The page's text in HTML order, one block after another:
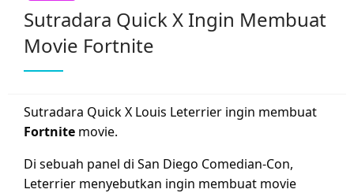
Sutradara Quick X Ingin Membuat
Movie Fortnite
Sutradara Quick X Louis Leterrier ingin membuat
Fortnite movie.
Di sebuah panel di San Diego Comedian-Con,
Leterrier menyebutkan ingin membuat movie